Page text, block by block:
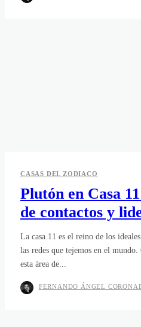
CASAS DEL ZODIACO
Plutón en Casa
de contactos y
La casa 11 es el reino de los
las redes que tejemos en el
esta área de...
FERNANDO ÁNGEL